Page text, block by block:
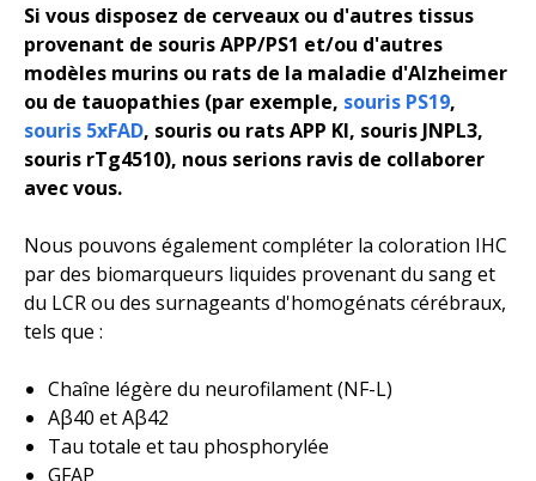
Si vous disposez de cerveaux ou d'autres tissus
provenant de souris APP/PS1 et/ou d'autres
modèles murins ou rats de la maladie d'Alzheimer
ou de tauopathies (par exemple, souris PS19,
souris 5xFAD, souris ou rats APP KI, souris JNPL3,
souris rTg4510), nous serions ravis de collaborer
avec vous.
Nous pouvons également compléter la coloration IHC
par des biomarqueurs liquides provenant du sang et
du LCR ou des surnageants d'homogénats cérébraux,
tels que :
Chaîne légère du neurofilament (NF-L)
Aβ40 et Aβ42
Tau totale et tau phosphorylée
GFAP